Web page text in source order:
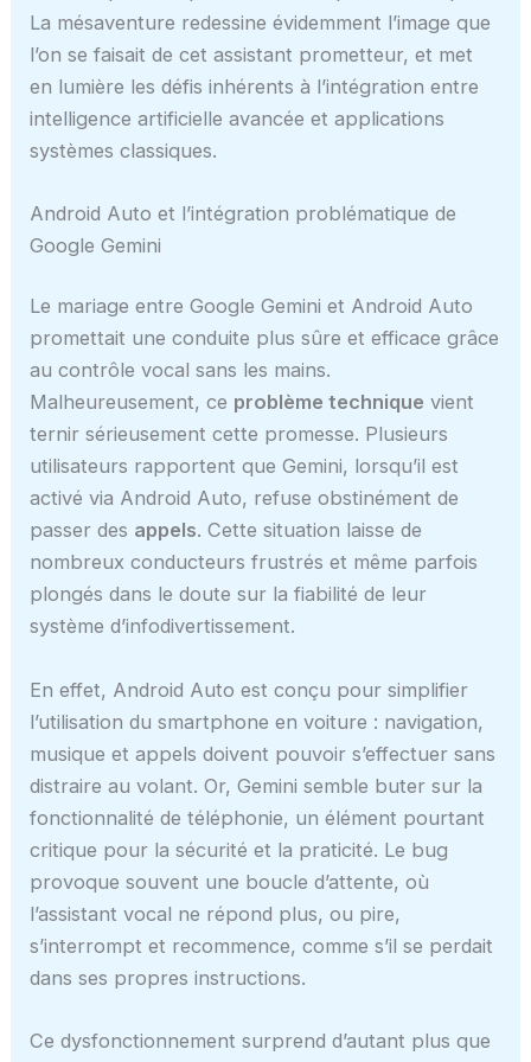
La mésaventure redessine évidemment l’image que
l’on se faisait de cet assistant prometteur, et met
en lumière les défis inhérents à l’intégration entre
intelligence artificielle avancée et applications
systèmes classiques.
Android Auto et l’intégration problématique de
Google Gemini
Le mariage entre Google Gemini et Android Auto
promettait une conduite plus sûre et efficace grâce
au contrôle vocal sans les mains.
Malheureusement, ce problème technique vient
ternir sérieusement cette promesse. Plusieurs
utilisateurs rapportent que Gemini, lorsqu’il est
activé via Android Auto, refuse obstinément de
passer des appels. Cette situation laisse de
nombreux conducteurs frustrés et même parfois
plongés dans le doute sur la fiabilité de leur
système d’infodivertissement.
En effet, Android Auto est conçu pour simplifier
l’utilisation du smartphone en voiture : navigation,
musique et appels doivent pouvoir s’effectuer sans
distraire au volant. Or, Gemini semble buter sur la
fonctionnalité de téléphonie, un élément pourtant
critique pour la sécurité et la praticité. Le bug
provoque souvent une boucle d’attente, où
l’assistant vocal ne répond plus, ou pire,
s’interrompt et recommence, comme s’il se perdait
dans ses propres instructions.
Ce dysfonctionnement surprend d’autant plus que